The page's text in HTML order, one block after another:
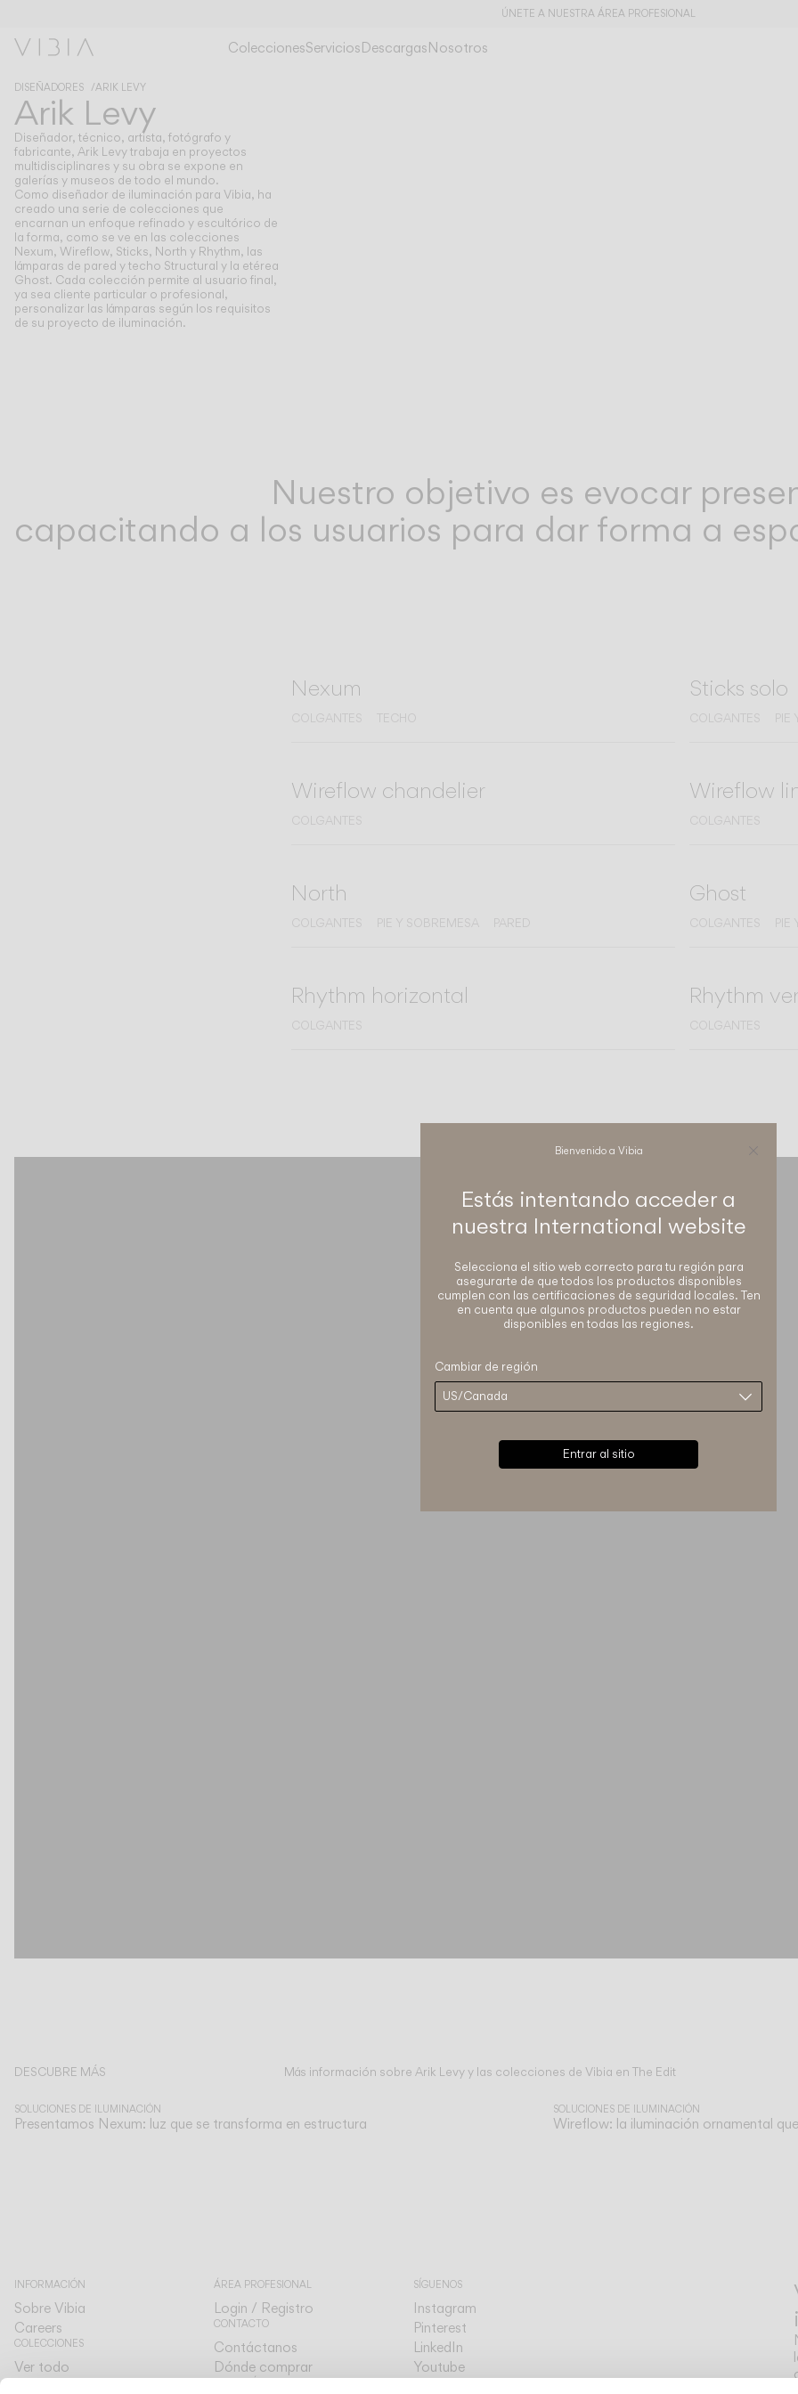
ÚNETE A NUESTRA ÁREA PROFESIONAL
ColeccionesServiciosDescargasNosotros
DISEÑADORES ARIK LEVY
Arik Levy
Diseñador, técnico, artista, fotógrafo y
fabricante, Arik Levy trabaja en proyectos
multidisciplinares y su obra se expone en
galerías y museos de todo el mundo.
Como diseñador de iluminación para Vibia, ha
creado una serie de colecciones que
encarnan un enfoque refinado y escultórico de
la forma, como se ve en las colecciones
Nexum, Wireflow, Sticks, North y Rhythm, las
lámparas de pared y techo Structural y la etérea
Ghost. Cada colección permite al usuario final,
ya sea cliente particular o profesional,
personalizar las lámparas según los requisitos
de su proyecto de iluminación.
Nuestro objetivo es evocar
capacitando a los usuarios para dar forma a
Nexum
COLGANTES TECHO
Sticks solo
COLGANTES PIE
Wireflow chandelier
COLGANTES
Wireflow
COLGANTES
North
COLGANTES PIE Y SOBREMESA PARED
Ghost
COLGANTES PIE
Rhythm horizontal
COLGANTES
Rhythm
COLGANTES
DESCUBRE MÁS Más información sobre Arik Levy y las colecciones de Vibia en The Edit
SOLUCIONES DE ILUMINACIÓN
Presentamos Nexum: luz que se transforma en estructura
SOLUCIONES DE ILUMINACIÓN
Wireflow: la iluminación ornamental
INFORMACIÓN
Sobre Vibia
Careers
COLECCIONES
Ver todo
ÁREA PROFESIONAL
Login / Registro
CONTACTO
Contáctanos
Dónde comprar
SÍGUENOS
Instagram
Pinterest
LinkedIn
Youtube
Bienvenido a Vibia
Estás intentando acceder a
nuestra International website
Selecciona el sitio web correcto para tu región para
asegurarte de que todos los productos disponibles
cumplen con las certificaciones de seguridad locales. Ten
en cuenta que algunos productos pueden no estar
disponibles en todas las regiones.
Cambiar de región
Entrar al sitio